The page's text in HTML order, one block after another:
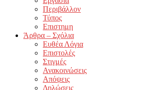
Περιβάλλον
Τύπος
Επιστημη
Άρθρα – Σχόλια
Ευθέα Λόγια
Επιστολές
Στιγμές
Ανακοινώσεις
Απόψεις
Δηλώσεις